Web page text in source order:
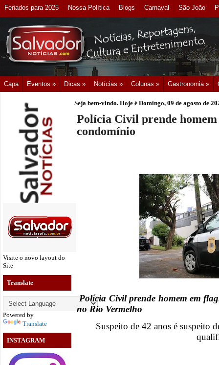
Feriados para 2025 Nossa Política Blogs Carnaval São João
Capa Eventos » Dicas » Notícias » Colunas » Gastronomia »
Visite o novo layout do
Site
Translate
Powered by
Translate
INSTAGRAM
Seja bem-vindo. Hoje é Domingo, 09 de agosto de
Polícia Civil prende homem
condomínio
Polícia Civil prende homem em
no Rio Vermelho
Suspeito de 42 anos é suspeito